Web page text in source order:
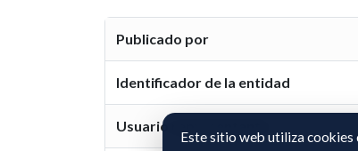
Publicado por
Identificador de la entidad
Usuario representante
Este sitio web utiliza cookies